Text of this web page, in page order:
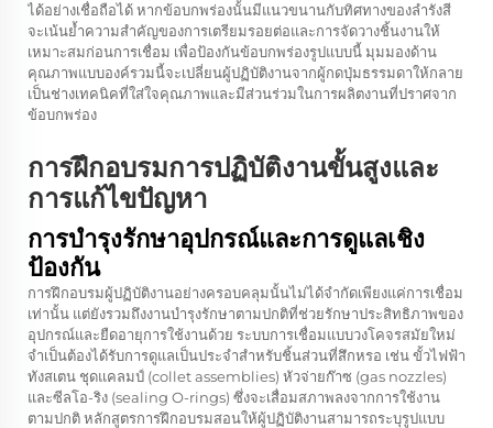
ได้อย่างเชื่อถือได้ หากข้อบกพร่องนั้นมีแนวขนานกับทิศทางของลำรังสี
จะเน้นย้ำความสำคัญของการเตรียมรอยต่อและการจัดวางชิ้นงานให้
เหมาะสมก่อนการเชื่อม เพื่อป้องกันข้อบกพร่องรูปแบบนี้ มุมมองด้าน
คุณภาพแบบองค์รวมนี้จะเปลี่ยนผู้ปฏิบัติงานจากผู้กดปุ่มธรรมดาให้กลาย
เป็นช่างเทคนิคที่ใส่ใจคุณภาพและมีส่วนร่วมในการผลิตงานที่ปราศจาก
ข้อบกพร่อง
การฝึกอบรมการปฏิบัติงานขั้นสูงและ
การแก้ไขปัญหา
การบำรุงรักษาอุปกรณ์และการดูแลเชิง
ป้องกัน
การฝึกอบรมผู้ปฏิบัติงานอย่างครอบคลุมนั้นไม่ได้จำกัดเพียงแค่การเชื่อม
เท่านั้น แต่ยังรวมถึงงานบำรุงรักษาตามปกติที่ช่วยรักษาประสิทธิภาพของ
อุปกรณ์และยืดอายุการใช้งานด้วย ระบบการเชื่อมแบบวงโคจรสมัยใหม่
จำเป็นต้องได้รับการดูแลเป็นประจำสำหรับชิ้นส่วนที่สึกหรอ เช่น ขั้วไฟฟ้า
ทังสเตน ชุดแคลมป์ (collet assemblies) หัวจ่ายก๊าซ (gas nozzles)
และซีลโอ-ริง (sealing O-rings) ซึ่งจะเสื่อมสภาพลงจากการใช้งาน
ตามปกติ หลักสูตรการฝึกอบรมสอนให้ผู้ปฏิบัติงานสามารถระบุรูปแบบ